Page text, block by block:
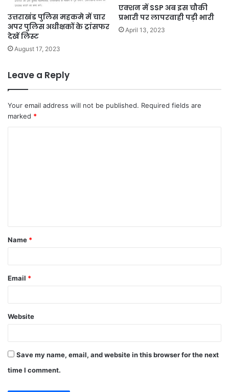
उत्तराखंड पुलिस महकमे में चार
अपर पुलिस अधीक्षकों के ट्रांसफर
देखें लिस्ट
August 17, 2023
एक्शन में SSP अब इस चौकी
प्रभारी पर लापरवाही पड़ी भारी
April 13, 2023
Leave a Reply
Your email address will not be published. Required fields are
marked *
t
*
Name *
Email *
Website
Save my name, email, and website in this browser for the next
time I comment.